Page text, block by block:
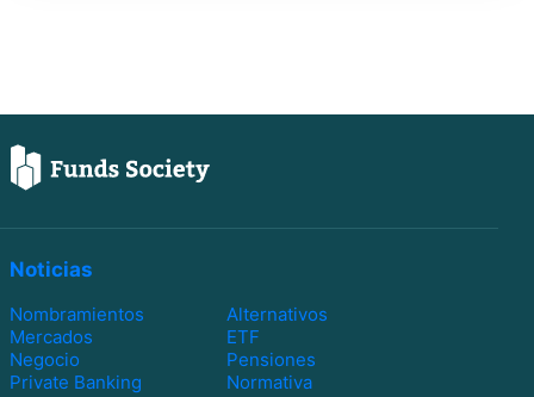
Noticias
Nombramientos
Alternativos
Mercados
ETF
Negocio
Pensiones
Private Banking
Normativa